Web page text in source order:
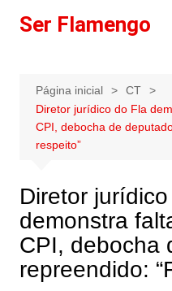
paraSer Flamengo
Página inicial
CT
Diretor jurídico do Fla
CPI, debocha de
respeito”
Diretor
demonstra
CPI, debocha
repreendido: